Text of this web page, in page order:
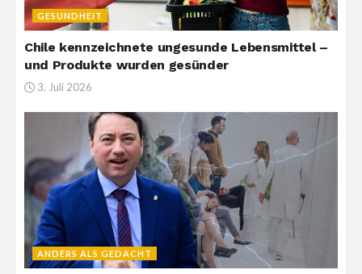
GESUNDHEIT
Chile kennzeichnete ungesunde Lebensmittel –
und Produkte wurden gesünder
3. Juli 2026
ANDERS ALS GEDACHT